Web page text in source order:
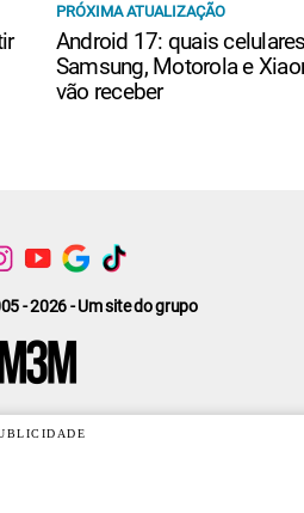
PRÓXIMA ATUALIZAÇÃO
Android 17: quais
Samsung, Motorola e
vão receber
- 2026 - Um site do grupo